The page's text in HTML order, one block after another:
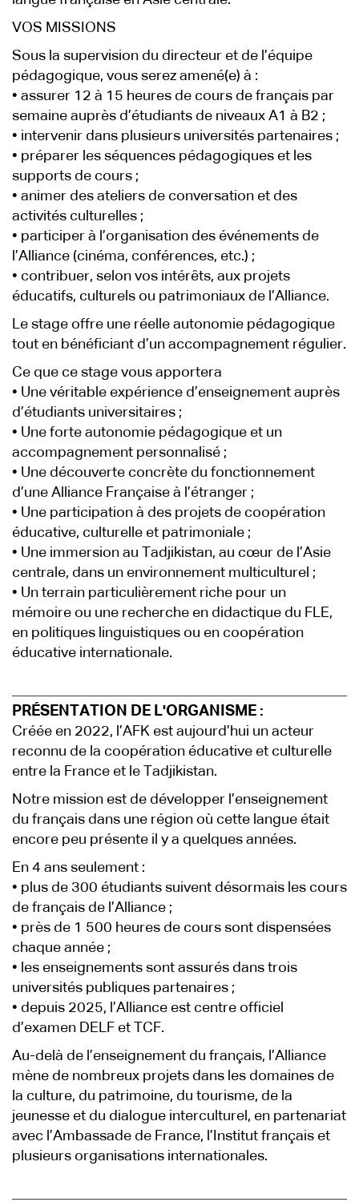
VOS MISSIONS
Sous la supervision du directeur et de l’équipe
pédagogique, vous serez amené(e) à :
• assurer 12 à 15 heures de cours de français par
semaine auprès d’étudiants de niveaux A1 à B2 ;
• intervenir dans plusieurs universités partenaires ;
• préparer les séquences pédagogiques et les
supports de cours ;
• animer des ateliers de conversation et des
activités culturelles ;
• participer à l’organisation des événements de
l’Alliance (cinéma, conférences, etc.) ;
• contribuer, selon vos intérêts, aux projets
éducatifs, culturels ou patrimoniaux de l’Alliance.
Le stage offre une réelle autonomie pédagogique
tout en bénéficiant d’un accompagnement régulier.
Ce que ce stage vous apportera
• Une véritable expérience d’enseignement auprès
d’étudiants universitaires ;
• Une forte autonomie pédagogique et un
accompagnement personnalisé ;
• Une découverte concrète du fonctionnement
d’une Alliance Française à l’étranger ;
• Une participation à des projets de coopération
éducative, culturelle et patrimoniale ;
• Une immersion au Tadjikistan, au cœur de l’Asie
centrale, dans un environnement multiculturel ;
• Un terrain particulièrement riche pour un
mémoire ou une recherche en didactique du FLE,
en politiques linguistiques ou en coopération
éducative internationale.
PRÉSENTATION DE L'ORGANISME :
Créée en 2022, l’AFK est aujourd’hui un acteur
reconnu de la coopération éducative et culturelle
entre la France et le Tadjikistan.
Notre mission est de développer l’enseignement
du français dans une région où cette langue était
encore peu présente il y a quelques années.
En 4 ans seulement :
• plus de 300 étudiants suivent désormais les cours
de français de l’Alliance ;
• près de 1 500 heures de cours sont dispensées
chaque année ;
• les enseignements sont assurés dans trois
universités publiques partenaires ;
• depuis 2025, l’Alliance est centre officiel
d’examen DELF et TCF.
Au-delà de l’enseignement du français, l’Alliance
mène de nombreux projets dans les domaines de
la culture, du patrimoine, du tourisme, de la
jeunesse et du dialogue interculturel, en partenariat
avec l’Ambassade de France, l’Institut français et
plusieurs organisations internationales.